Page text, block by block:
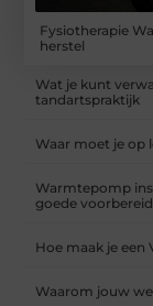
Fysiotherapie
herstel
Wat je kunt
tandartspraktijk
Waar moet je op
Warmtepomp
goede
Hoe maak je
Waarom jouw